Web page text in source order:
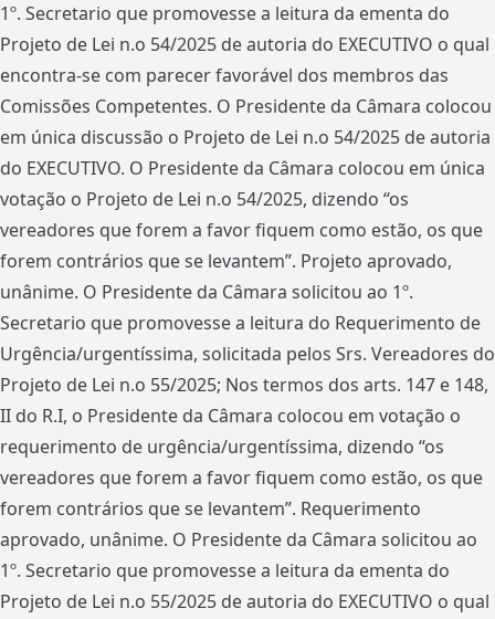
1º. Secretario que promovesse a leitura da ementa do
Projeto de Lei n.o 54/2025 de autoria do EXECUTIVO o qual
encontra-se com parecer favorável dos membros das
Comissões Competentes. O Presidente da Câmara colocou
em única discussão o Projeto de Lei n.o 54/2025 de autoria
do EXECUTIVO. O Presidente da Câmara colocou em única
votação o Projeto de Lei n.o 54/2025, dizendo “os
vereadores que forem a favor fiquem como estão, os que
forem contrários que se levantem”. Projeto aprovado,
unânime. O Presidente da Câmara solicitou ao 1º.
Secretario que promovesse a leitura do Requerimento de
Urgência/urgentíssima, solicitada pelos Srs. Vereadores do
Projeto de Lei n.o 55/2025; Nos termos dos arts. 147 e 148,
II do R.I, o Presidente da Câmara colocou em votação o
requerimento de urgência/urgentíssima, dizendo “os
vereadores que forem a favor fiquem como estão, os que
forem contrários que se levantem”. Requerimento
aprovado, unânime. O Presidente da Câmara solicitou ao
1º. Secretario que promovesse a leitura da ementa do
Projeto de Lei n.o 55/2025 de autoria do EXECUTIVO o qual